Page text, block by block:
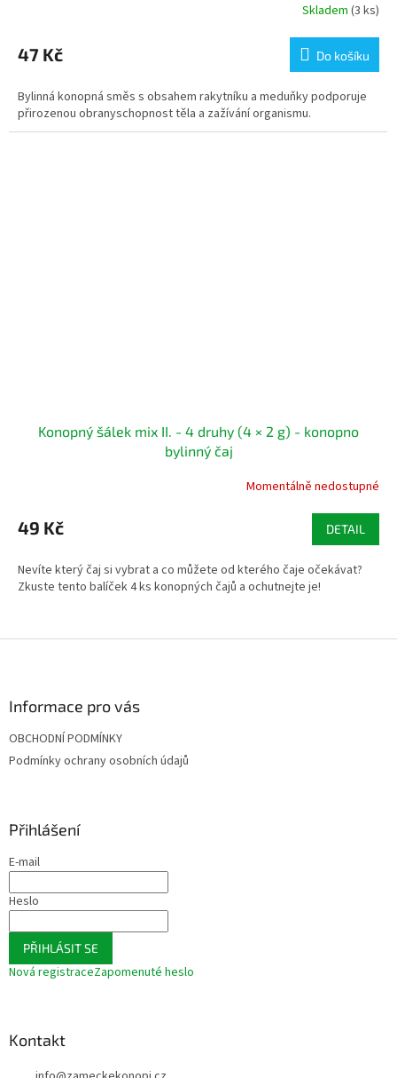
Skladem (3 ks)
47 Kč Do košíku
Bylinná konopná směs s obsahem rakytníku a meduňky podporuje
přirozenou obranyschopnost těla a zažívání organismu.
Konopný šálek mix II. - 4 druhy (4 × 2 g) - konopno
bylinný čaj
Momentálně nedostupné
49 Kč DETAIL
Nevíte který čaj si vybrat a co můžete od kterého čaje očekávat?
Zkuste tento balíček 4 ks konopných čajů a ochutnejte je!
Informace pro vás
OBCHODNÍ PODMÍNKY
Podmínky ochrany osobních údajů
Přihlášení
E-mail
Heslo
PŘIHLÁSIT SE
Nová registraceZapomenuté heslo
Kontakt